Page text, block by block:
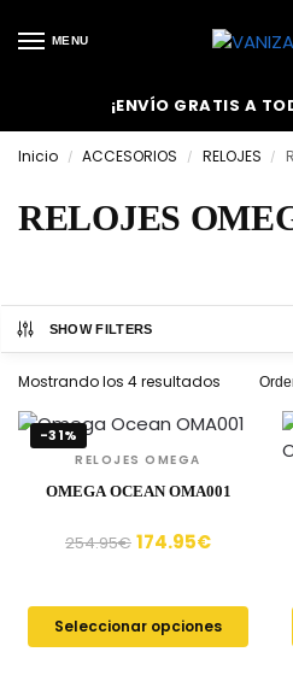
MENU
¡ENVÍO GRATIS A
Inicio / ACCESORIOS / RELOJES /
RELOJES
SHOW FILTERS
Mostrando los 4 resultados
-31%
RELOJES OMEGA
OMEGA OCEAN OMA001
254.95€ 174.95€
Seleccionar opciones